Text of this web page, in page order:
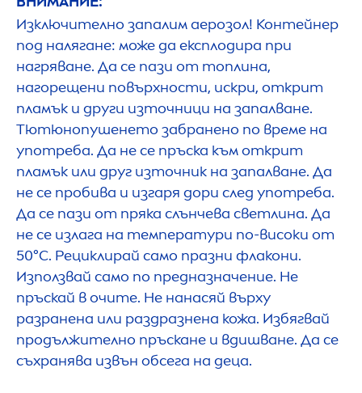
Изключително запалим аерозол! Контейнер
под налягане: може да експлодира при
нагряване. Да се пази от топлина,
нагорещени повърхности, искри, открит
пламък и други източници на запалване.
Тютюнопушенето забранено по време на
употреба. Да не се пръска към открит
пламък или друг източник на запалване. Да
не се пробива и изгаря дори след употреба.
Да се пази от пряка слънчева светлина. Да
не се излага на температури по-високи от
50°C. Рециклирай само празни флакони.
Използвай само по предназначение. Не
пръскай в очите. Не нанасяй върху
разранена или раздразнена кожа. Избягвай
продължително пръскане и вдишване. Да се
съхранява извън обсега на деца.